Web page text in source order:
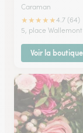
Caraman
★★★★★4.7 (64)
5, place Wallemont
Voir la boutique